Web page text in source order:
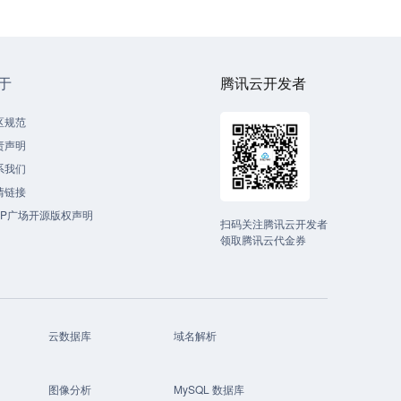
规范
声明
我们
链接
广场开源版权声明
腾讯云开发者
扫码关注腾讯云开发者
领取腾讯云代金券
云数据库 域名解析
图像分析 MySQL 数据库